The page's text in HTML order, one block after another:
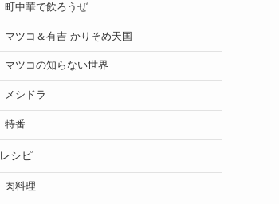
町中華で飲ろうぜ
マツコ＆有吉 かりそめ天国
マツコの知らない世界
メシドラ
特番
レシピ
肉料理